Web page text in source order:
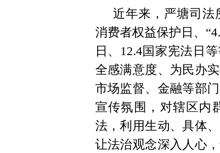
近年来，严塘司法
消费者权益保护日、
日、12.4国家宪法日
全感满意度、为民办
市场监督、金融等部
宣传氛围，对辖区内
法，利用生动、具体
让法治观念深入人心